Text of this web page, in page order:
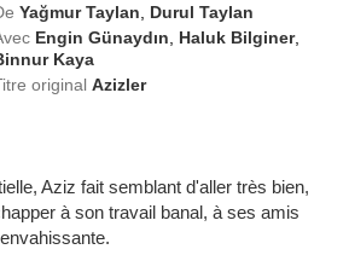
Yağmur Taylan
Durul Taylan
Engin Günaydın Haluk Bilginer,
Kaya
originalAzizler
Aziz fait semblant d'aller très bien,
à son travail banal, à ses amis